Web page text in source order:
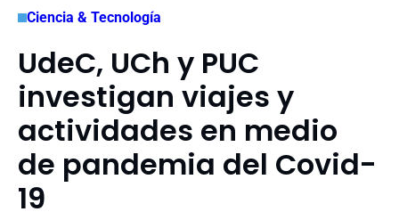
Ciencia & Tecnología
UdeC, UCh y PUC
investigan viajes y
actividades en medio
de pandemia del Covid-
19